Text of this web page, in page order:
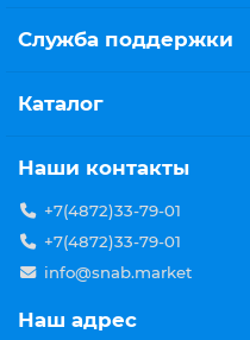
Служба поддержки
Каталог
Наши контакты
+7(4872)33-79-01
+7(4872)33-79-01
info@snab.market
Наш адрес